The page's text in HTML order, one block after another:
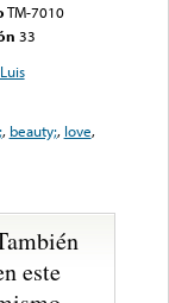
TM-7010
33
, beauty;, love,
este